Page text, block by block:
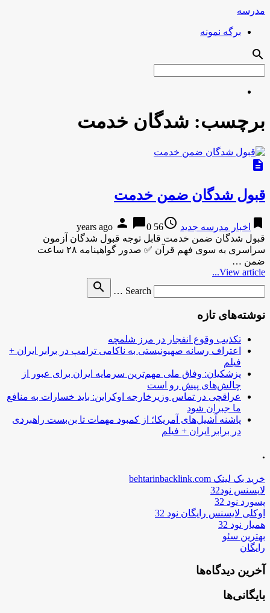
مدرسه
برگه نمونه
search
برچسب: شدگان خدمت
description
قبول شدگان ضمن خدمت
bookmark اخبار مدرسه جدید access_time
56 years ago
person chat_bubble0
قبول شدگان ضمن خدمت قابل توجه قبول شدگان آزمون
سراسری به سوی فهم قرآن ✅ صدور گواهینامه ۲۸ ساعت
ضمن …
View article...
Search …
search
نوشته‌های تازه
تکذیب وقوع انفجار در مرز شلمچه
اعتراف رسانه صهیونیستی به ناکامی ترامپ در برابر ایران +
فیلم
پزشکیان: وفاق ملی مهم‌ترین سرمایه ایران برای عبور از
چالش‌های پیش رو است
عراقچی در تماس وزیرخارجه اوکراین: باید خسارات به منافع
ما جبران شود
پاشنه آشیل‌های آمریکا؛ از کمبود مهمات تا بن‌بست راهبردی
در برابر ایران + فیلم
.
خرید بک لینک behtarinbacklink.com
لایسنس نود32
پسورد نود 32
اوکلی لایسنس رایگان نود 32
همیار نود 32
بهترین سئو
رایگان
آخرین دیدگاه‌ها
بایگانی‌ها